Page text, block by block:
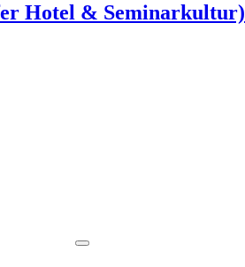
Hotel & Seminarkultur)